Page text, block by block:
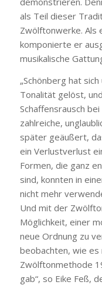
als Teil dieser
Zwölftonwerke. Als
komponierte er
musikalische
„Schönberg hat
Tonalität gelöst,
Schaffensrausch
zahlreiche,
später geäußert,
ein Verlustverlust
Formen, die ganz
sind, konnten in
nicht mehr
Und mit der
Möglichkeit, einer
neue Ordnung zu
beobachten, wie es
Zwölftonmethode
gab“, so Eike Feß,